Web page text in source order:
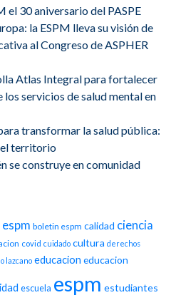
el 30 aniversario del PASPE
la ESPM lleva su visión de
al Congreso de ASPHER
Atlas Integral para fortalecer
los servicios de salud mental en
transformar la salud pública:
el territorio
se construye en comunidad
boletin espm calidad ciencia
covid cuidado cultura derechos
lazcano educacion educacion
escuela espm estudiantes